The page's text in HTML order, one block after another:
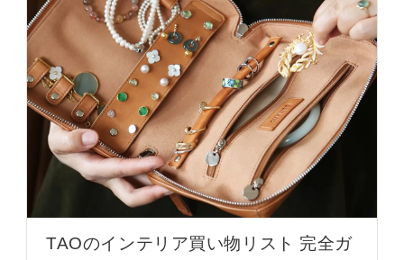
TAOのインテリア買い物リスト 完全ガ